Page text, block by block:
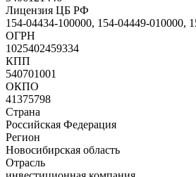
Лицензия ЦБ РФ
154-04434-100000, 154-04449-010000,
ОГРН
1025402459334
КПП
540701001
ОКПО
41375798
Страна
Российская Федерация
Регион
Новосибирская область
Отрасль